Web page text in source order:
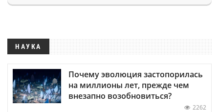
НАУКА
Почему эволюция застопорилась
на миллионы лет, прежде чем
внезапно возобновиться?
2262